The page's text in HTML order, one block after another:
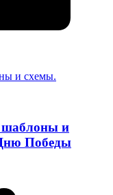
и
Победы